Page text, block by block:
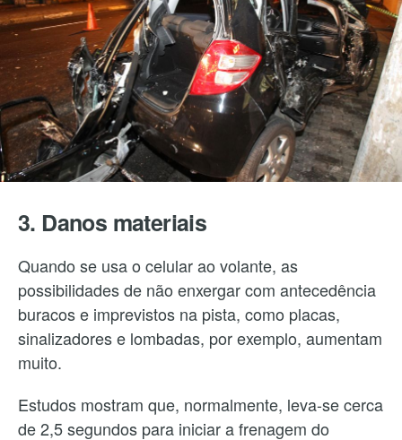
3. Danos materiais
Quando se usa o celular ao volante, as
possibilidades de não enxergar com antecedência
buracos e imprevistos na pista, como placas,
sinalizadores e lombadas, por exemplo, aumentam
muito.
Estudos mostram que, normalmente, leva-se cerca
de 2,5 segundos para iniciar a frenagem do